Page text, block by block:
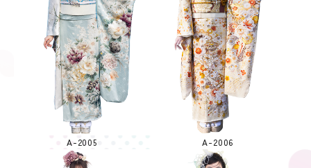
A-2005 A-2006